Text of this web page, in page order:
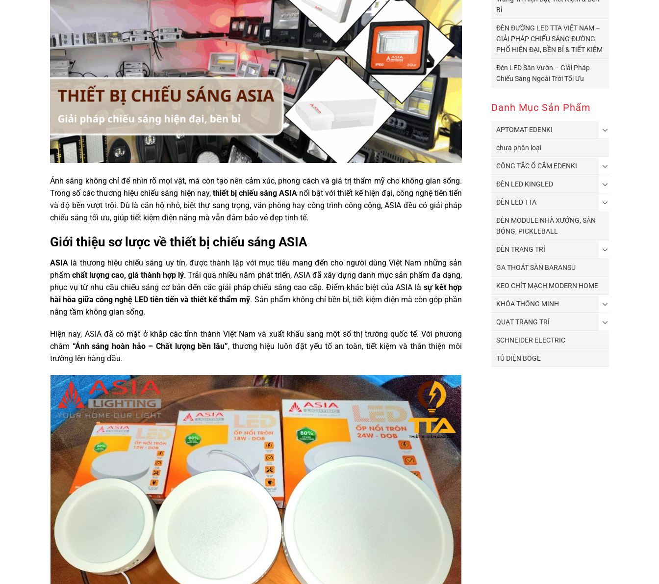
Ánh sáng không chỉ để nhìn rõ mọi vật, mà còn tạo nên cảm xúc, phong cách và giá trị thẩm mỹ cho không gian sống.
Trong số các thương hiệu chiếu sáng hiện nay, thiết bị chiếu sáng ASIA nổi bật với thiết kế hiện đại, công nghệ tiên tiến
và độ bền vượt trội. Dù là căn hộ nhỏ, biệt thự sang trọng, văn phòng hay công trình công cộng, ASIA đều có giải pháp
chiếu sáng tối ưu, giúp tiết kiệm điện năng mà vẫn đảm bảo vẻ đẹp tinh tế.
Giới thiệu sơ lược về thiết bị chiếu sáng ASIA
ASIA là thương hiệu chiếu sáng uy tín, được thành lập với mục tiêu mang đến cho người dùng Việt Nam những sản
phẩmchất lượng cao, giá thành hợp lý. Trải qua nhiều năm phát triển, ASIA đã xây dựng danh mục sản phẩm đa dạng,
phục vụ từ nhu cầu chiếu sáng cơ bản đến các giải pháp chiếu sáng cao cấp. Điểm khác biệt của ASIA làsự kết hợp
hài hòa giữa công nghệ LED tiên tiến và thiết kế thẩm mỹ. Sản phẩm không chỉ bền bỉ, tiết kiệm điện mà còn góp phần
nâng tầm không gian sống.
Hiện nay, ASIA đã có mặt ở khắp các tỉnh thành Việt Nam và xuất khẩu sang một số thị trường quốc tế. Với phương
châm “Ánh sáng hoàn hảo – Chất lượng bền lâu”, thương hiệu luôn đặt yếu tố an toàn, tiết kiệm và thân thiện môi
trường lên hàng đầu.
Bỉ
ĐÈN ĐƯỜNG LED TTA VIỆT NAM –
GIẢI PHÁP CHIẾU SÁNG ĐƯỜNG
PHỐ HIỆN ĐẠI, BỀN BỈ & TIẾT KIỆM
Đèn LED Sân Vườn – Giải Pháp
Chiếu Sáng Ngoài Trời Tối Ưu
Danh Mục Sản Phẩm
APTOMAT EDENKI
chưa phân loại
CÔNG TẮC Ổ CẮM EDENKI
ĐÈN LED KINGLED
ĐÈN LED TTA
ĐÈN MODULE NHÀ XƯỞNG, SÂN
BÓNG, PICKLEBALL
ĐÈN TRANG TRÍ
GA THOÁT SÀN BARANSU
KEO CHÍT MẠCH MODERN HOME
KHÓA THÔNG MINH
QUẠT TRANG TRÍ
SCHNEIDER ELECTRIC
TỦ ĐIỆN BOGE